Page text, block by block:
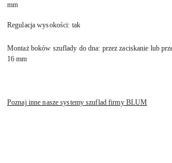
mm
Regulacja wysokości: tak
Montaż boków szuflady do dna: przez zaciskanie lub
16 mm
Poznaj inne nasze systemy szuflad firmy BLUM